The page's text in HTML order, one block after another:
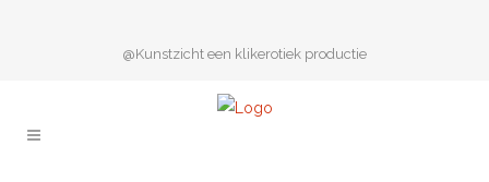
@Kunstzicht een klikerotiek productie